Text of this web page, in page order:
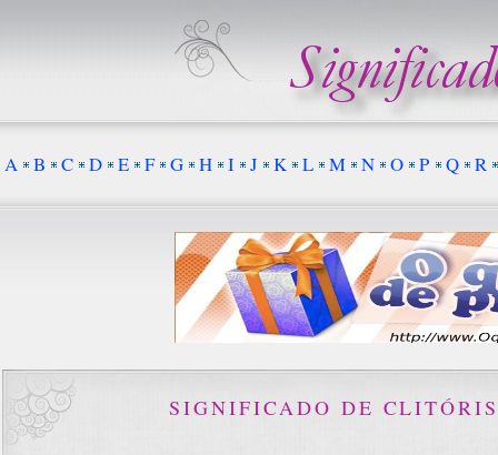
SIGNIFICADO DE CLITÓRIS
A B C D E F G H I J K L M N O P Q R